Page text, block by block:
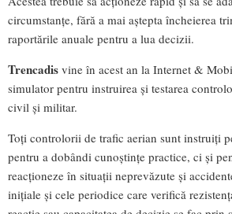
circumstanțe, fără a mai aștepta încheierea
raportările anuale pentru a lua decizii.
Trencadis vine în acest an la Internet &
simulator pentru instruirea și testarea
civil și militar.
Toți controlorii de trafic aerian sunt instruiți
pentru a dobândi cunoștințe practice, ci și
reacționeze în situații neprevăzute și
inițiale și cele periodice care verifică